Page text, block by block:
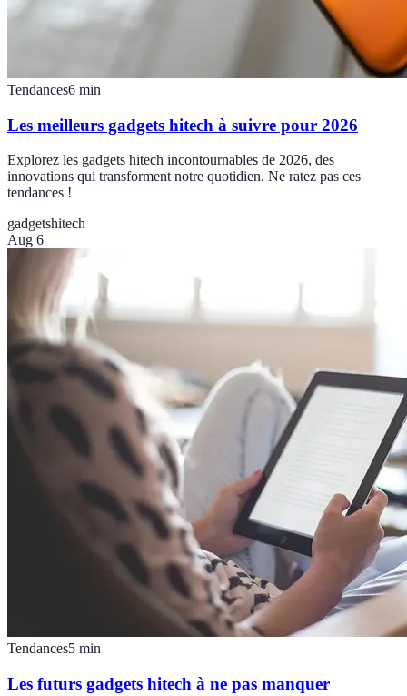
Tendances6 min
Les meilleurs gadgets hitech à suivre pour 2026
Explorez les gadgets hitech incontournables de 2026, des
innovations qui transforment notre quotidien. Ne ratez pas ces
tendances !
gadgetshitech
Aug 6
Tendances5 min
Les futurs gadgets hitech à ne pas manquer